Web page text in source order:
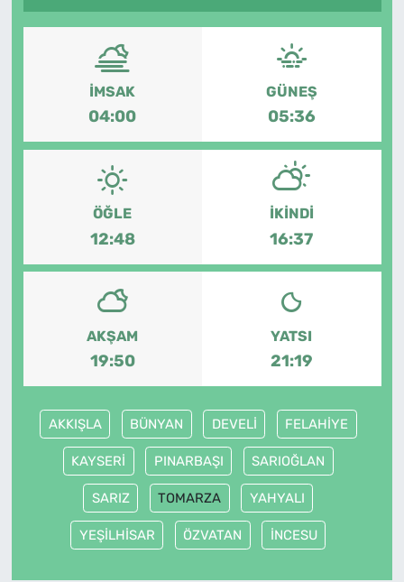
İMSAK
04:00
GÜNEŞ
05:36
ÖĞLE
12:48
İKINDI
16:37
AKŞAM
19:50
YATSI
21:19
AKKIŞLA BÜNYAN DEVELİ FELAHİYE
KAYSERİ PINARBAŞI SARIOĞLAN
SARIZ TOMARZA YAHYALI
YEŞİLHİSAR ÖZVATAN İNCESU
TV REHBERİ